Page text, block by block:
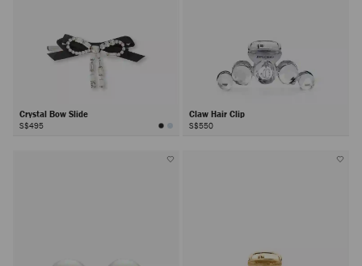
Crystal Bow Slide
S$495
Claw Hair Clip
S$550